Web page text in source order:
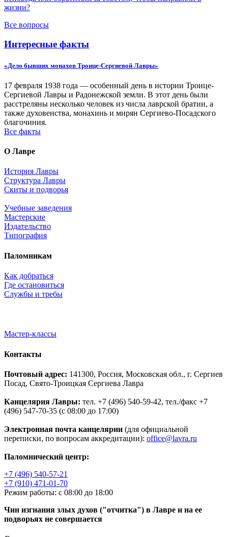
жизни?
Все вопросы
Интересные факты
«Дело бывших монахов Троице-Сергиевой Лавры»
17 февраля 1938 года — особенный день в истории Троице-
Сергиевой Лавры и Радонежской земли. В этот день были
расстреляны несколько человек из числа лаврской братии, а
также духовенства, монахинь и мирян Сергиево-Посадского
благочиния.
Все факты
О Лавре
История Лавры
Структура Лавры
Скиты и подворья
Учебные заведения
Мастерские
Издательство
Типография
Паломникам
Как добраться
Где остановиться
Службы и требы
Мастер-классы
Контакты
Почтовый адрес: 141300, Россия, Московская обл., г. Сергиев
Посад, Свято-Троицкая Сергиева Лавра
Канцелярия Лавры: тел. +7 (496) 540-59-42, тел./факс +7
(496) 547-70-35 (с 08:00 до 17:00)
Электронная почта канцелярии (для официальной
переписки, по вопросам аккредитации): office@lavra.ru
Паломнический центр:
+7 (496) 540-57-21
+7 (910) 471-01-70
Режим работы: с 08:00 до 18:00
Чин изгнания злых духов ("отчитка") в Лавре и на ее
подворьях не совершается